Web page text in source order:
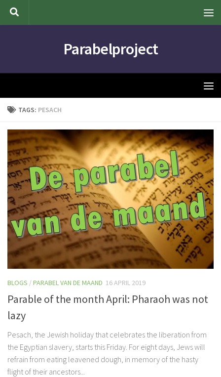
Doorgaan naar inhoud
Parabelproject
TAGS: PESACH
BLOGS /PARABEL VAN DE MAAND 16 APRIL 2019
Parable of the month April: Pharaoh was not
lazy
Pesach, the Jewish holiday that celebrates the liberation from
the Egyptian slavery, starts this Friday. For eight days, Jews will
refrain from eating leavened dough, in memory of the hasty
flight of their ancestors...